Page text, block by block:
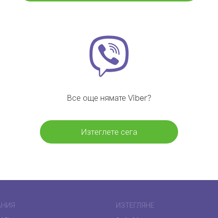
Все още нямате Viber?
Изтеглете сега
ИЗТЕГЛЯНЕ